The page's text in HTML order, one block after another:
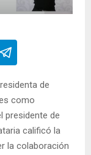
de
como
presidente de
calificó la
la colaboración